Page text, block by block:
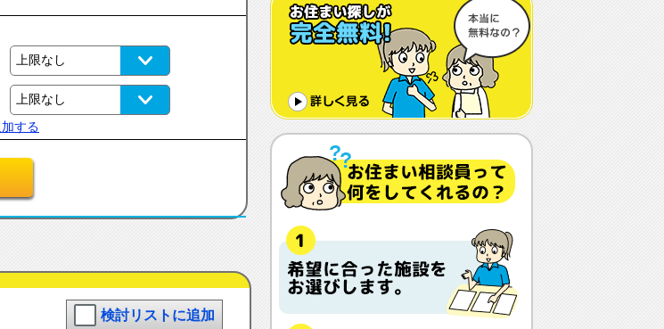
生活保護について ウチシルベFC加盟について
体調や病状が悪化しても最後まで住め
ますか？
認知症でも入れますか？
入居金が無料～何千万円と大きな差が
あるけど、どこが違うの？
入居するとどんな人がサービスをして
くれるの？
本当に相談無料？
他の紹介会社と「ウチシルベ」はどう
違うの？aa
検討リストに追加